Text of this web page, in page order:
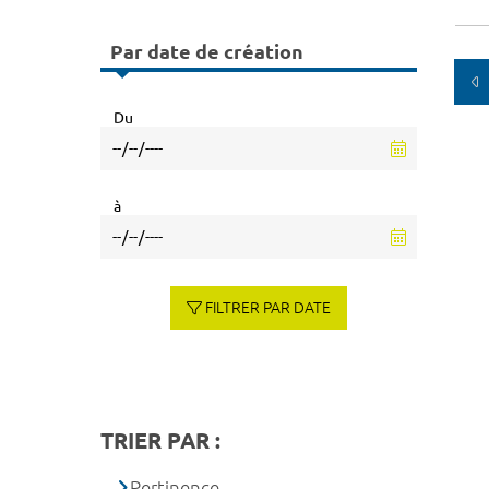
Par date de création
Du
à
FILTRER PAR DATE
TRIER PAR :